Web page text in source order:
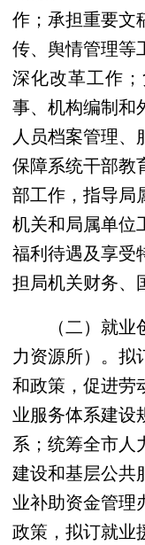
作；承担重要文
传、舆情管理等
深化改革工作
事、机构编制和
人员档案管理、
保障系统干部教
部工作，指导局
机关和局属单位
福利待遇及享受
担局机关财务、
（二）就业创
力资源所）。拟
和政策，促进劳
业服务体系建设
系；统筹全市人
建设和基层公共
业补助资金管理
政策，拟订就业